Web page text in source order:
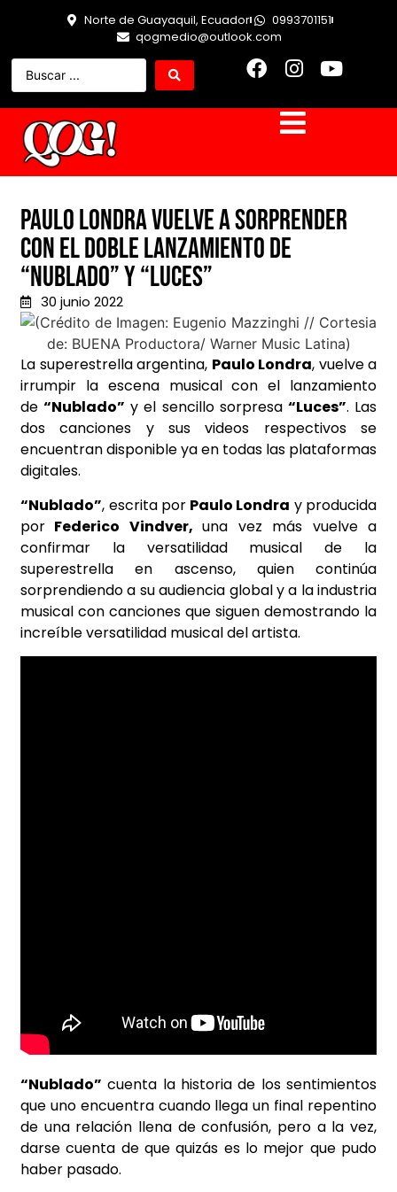
Norte de Guayaquil, Ecuador
0993701151
qogmedio@outlook.com
Paulo Londra vuelve a sorprender
con el doble lanzamiento de
“Nublado” y “Luces”
30 junio 2022
La superestrella argentina, Paulo Londra, vuelve a
irrumpir la escena musical con el lanzamiento
de“Nublado” y el sencillo sorpresa “Luces”. Las
dos canciones y sus videos respectivos se
encuentran disponible ya en todas las plataformas
digitales.
“Nublado”, escrita por Paulo Londra y producida
por Federico Vindver,una vez más vuelve a
confirmar la versatilidad musical de la
superestrella en ascenso, quien continúa
sorprendiendo a su audiencia global y a la industria
musical con canciones que siguen demostrando la
increíble versatilidad musical del artista.
“Nublado” cuenta la historia de los sentimientos
que uno encuentra cuando llega un final repentino
de una relación llena de confusión, pero a la vez,
darse cuenta de que quizás es lo mejor que pudo
haber pasado.